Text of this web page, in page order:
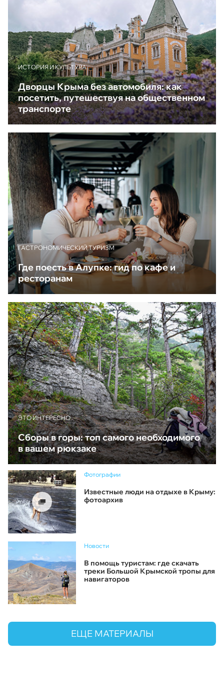
ИСТОРИЯ И КУЛЬТУРА
Дворцы Крыма без автомобиля: как
посетить, путешествуя на общественном
транспорте
ГАСТРОНОМИЧЕСКИЙ ТУРИЗМ
Где поесть в Алупке: гид по кафе и
ресторанам
ЭТО ИНТЕРЕСНО
Сборы в горы: топ самого необходимого
в вашем рюкзаке
Фотографии
Известные люди на отдыхе в Крыму:
фотоархив
Новости
В помощь туристам: где скачать
треки Большой Крымской тропы для
навигаторов
ЕЩЕ МАТЕРИАЛЫ